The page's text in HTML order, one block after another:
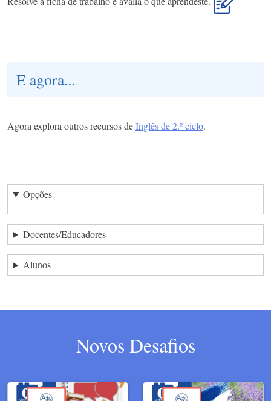
E agora...
Agora explora outros recursos deInglês de 2.º ciclo.
Opções
Docentes/Educadores
Alunos
Novos Desafios